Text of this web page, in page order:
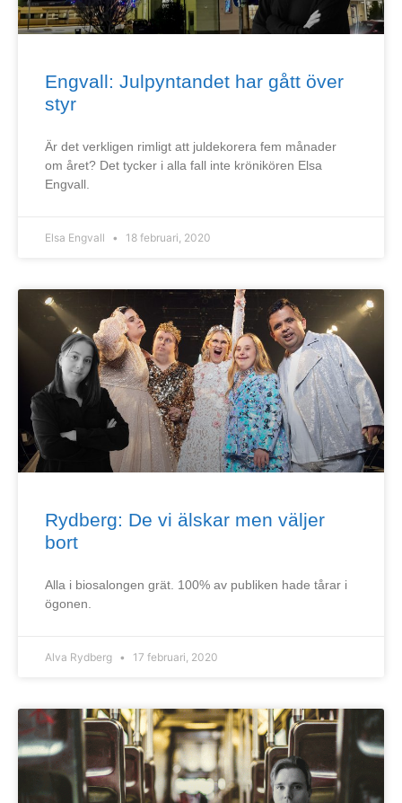
Engvall: Julpyntandet har gått över
styr
Är det verkligen rimligt att juldekorera fem månader
om året? Det tycker i alla fall inte krönikören Elsa
Engvall.
Elsa Engvall 18 februari, 2020
Rydberg: De vi älskar men väljer
bort
Alla i biosalongen grät. 100% av publiken hade tårar i
ögonen.
Alva Rydberg 17 februari, 2020